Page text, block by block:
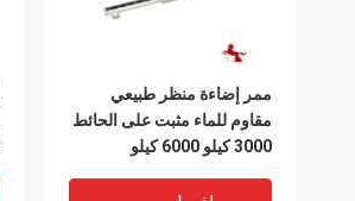
ممر إضاءة منظر طبيعي
مقاوم للماء مثبت على الحائط
3000 كيلو 6000 كيلو